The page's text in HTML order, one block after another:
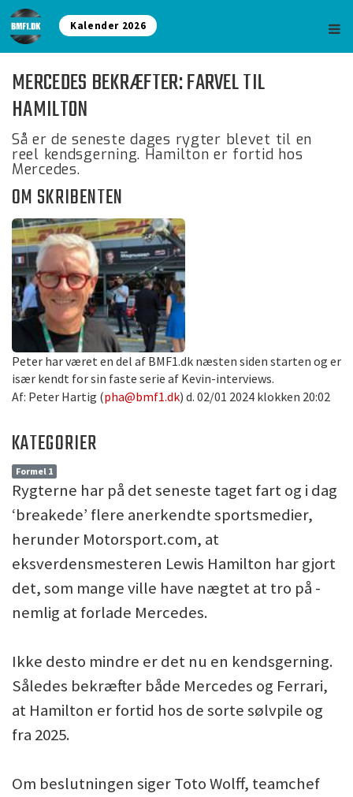
Kalender 2026
MERCEDES BEKRÆFTER: FARVEL TIL
HAMILTON
Så er de seneste dages rygter blevet til en
reel kendsgerning. Hamilton er fortid hos
Mercedes.
OM SKRIBENTEN
Peter har været en del af BMF1.dk næsten siden starten og er
især kendt for sin faste serie af Kevin-interviews.
Af: Peter Hartig (pha@bmf1.dk) d. 02/01 2024 klokken 20:02
KATEGORIER
Formel 1
Rygterne har på det seneste taget fart og i dag
‘breakede’ flere anerkendte sportsmedier,
herunder Motorsport.com, at
eksverdensmesteren Lewis Hamilton har gjort
det, som mange ville have nægtet at tro på -
nemlig at forlade Mercedes.
Ikke desto mindre er det nu en kendsgerning.
Således bekræfter både Mercedes og Ferrari,
at Hamilton er fortid hos de sorte sølvpile og
fra 2025.
Om beslutningen siger Toto Wolff, teamchef